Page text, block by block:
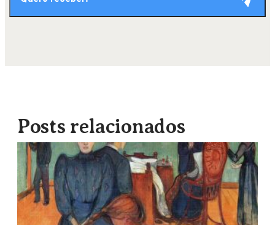
Posts relacionados